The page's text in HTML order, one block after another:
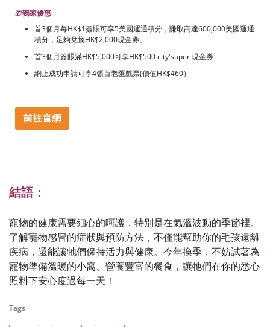
🎁獨家優惠
首3個月每HK$1簽賬可享5美國運通積分，賺取高達600,000美國運通
積分，足夠兌換HK$2,000現金券。
首3個月簽賬滿HK$5,000可享HK$500 city'super 現金券
網上成功申請可享4張百老匯戲票(價值HK$460）
結語：
寵物的健康需要細心的呵護，特別是在氣溫波動的季節裡。
了解寵物感冒的症狀與預防方法，不僅能幫助你的毛孩遠離
疾病，還能讓牠們保持活力與健康。今年換季，不妨試著為
寵物準備溫暖的小窩、營養豐富的餐食，讓牠們在你的悉心
照料下安心度過每一天！
Tags